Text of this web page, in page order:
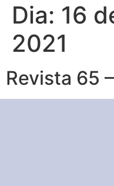
Dia: 16
2021
Revista 65